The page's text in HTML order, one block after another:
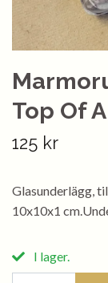
Top Of
125 kr
Glasunderlägg,
10x10x1
I lager.